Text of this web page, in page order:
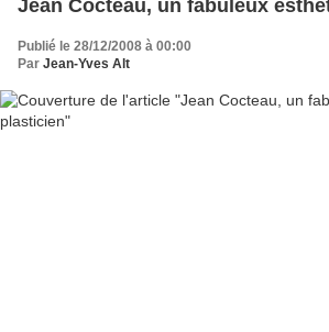
Jean Cocteau, un fabuleux
Publié le 28/12/2008 à 00:00
Par Jean-Yves Alt